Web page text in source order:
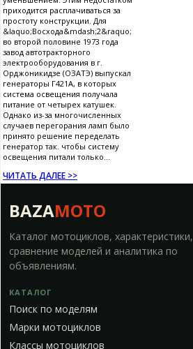
приходится расплачиваться за
простоту конструкции. Для
&laquo;Восхода&mdash;2&raquo;
во второй половине 1973 года
завод автотракторного
электрооборудования в г.
Орджоникидзе (ОЗАТЭ) выпускал
генераторы Г421А, в которых
система освещения получала
питание от четырех катушек.
Однако из-за многочисленных
случаев перегорания ламп было
принято решение переделать
генератор так. чтобы систему
освещения питали только...
ЧИТАТЬ ДАЛЕЕ >>
BAZAMOTO
Каталог мотоциклов, характеристики,
сравнение моделей и аналитика по
объявлениям.
КАТАЛОГ
Поиск по моделям
Марки мотоциклов
Классы мотоциклов